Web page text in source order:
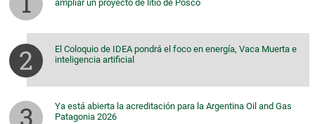
ampliar un proyecto de litio de Posco
El Coloquio de IDEA pondrá el foco en energía, Vaca Muerta e
inteligencia artificial
Ya está abierta la acreditación para la Argentina Oil and Gas
Patagonia 2026